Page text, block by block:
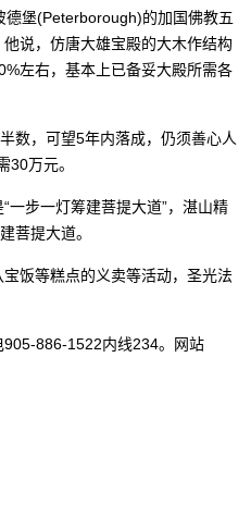
堡(Peterborough)的加国佛教五
说，仿唐大雄宝殿的大木作结构
左右，基本上已备妥大殿所需各
数，可望5年内落成，仍须善心人
万元。
一步一灯筹建菩提大道”，湛山精
菩提大道。
饭等糕点的义卖等活动，圣光法
886-1522内线234。网站